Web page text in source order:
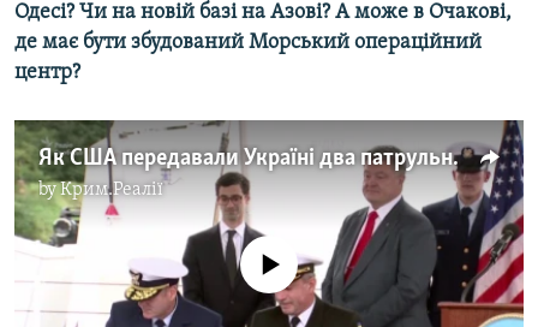
Одесі? Чи на новій базі на Азові? А може в Очакові,
де має бути збудований Морський операційний
центр?
Як США передавали Україні два патрульні катери класу «Айленд» – відео
byКрим.Реалії
No media source currently available